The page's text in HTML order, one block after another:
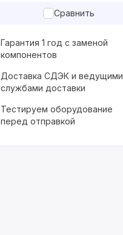
Сравнить
Гарантия 1 год с заменой
компонентов
Доставка СДЭК и ведущими
службами доставки
Тестируем оборудование
перед отправкой